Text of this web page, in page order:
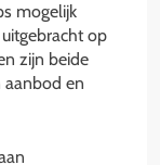
mogelijk
op
zijn beide
aanbod en